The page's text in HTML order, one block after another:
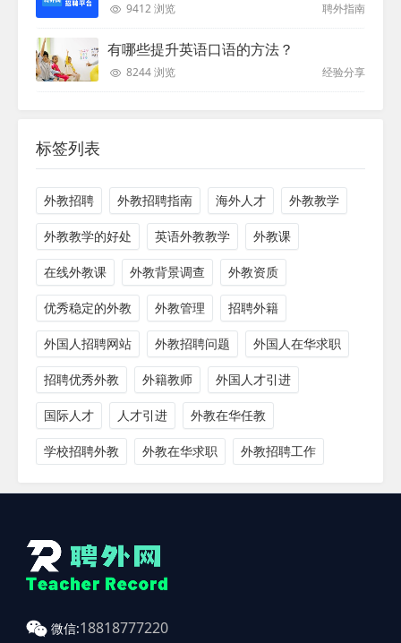
9412 浏览 聘外指南
有哪些提升英语口语的方法？
8244 浏览 经验分享
标签列表
外教招聘 外教招聘指南 海外人才 外教教学
外教教学的好处 英语外教教学 外教课
在线外教课 外教背景调查 外教资质
优秀稳定的外教 外教管理 招聘外籍
外国人招聘网站 外教招聘问题 外国人在华求职
招聘优秀外教 外籍教师 外国人才引进
国际人才 人才引进 外教在华任教
学校招聘外教 外教在华求职 外教招聘工作
微信:18818777220